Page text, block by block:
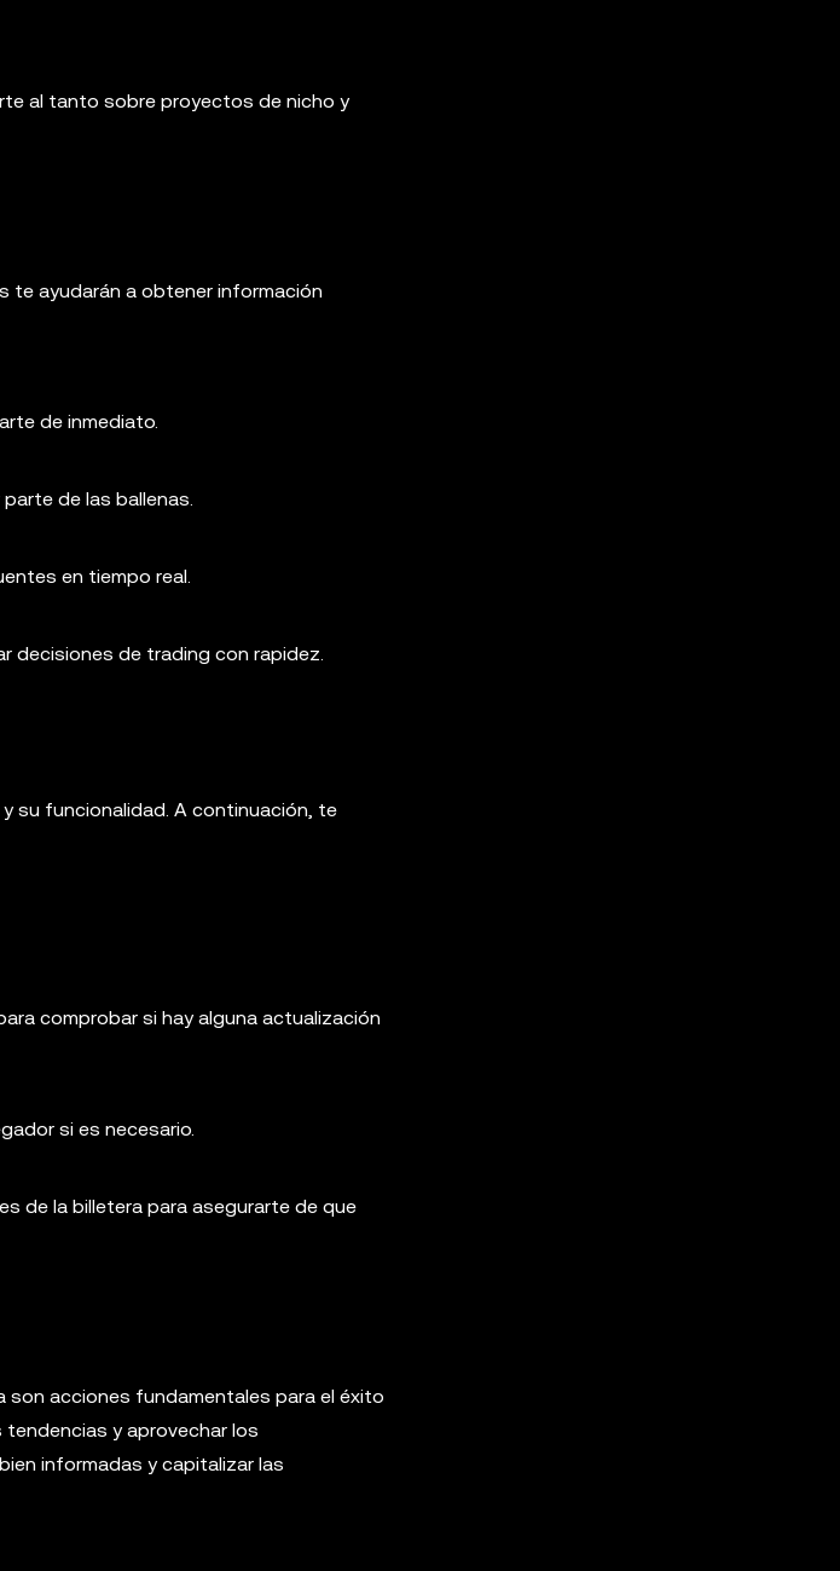
al tanto sobre proyectos de nicho y
te ayudarán a obtener información
de inmediato.
de las ballenas.
en tiempo real.
decisiones de trading con rapidez.
su funcionalidad. A continuación, te
comprobar si hay alguna actualización
si es necesario.
de la billetera para asegurarte de que
son acciones fundamentales para el éxito
y aprovechar los
informadas y capitalizar las